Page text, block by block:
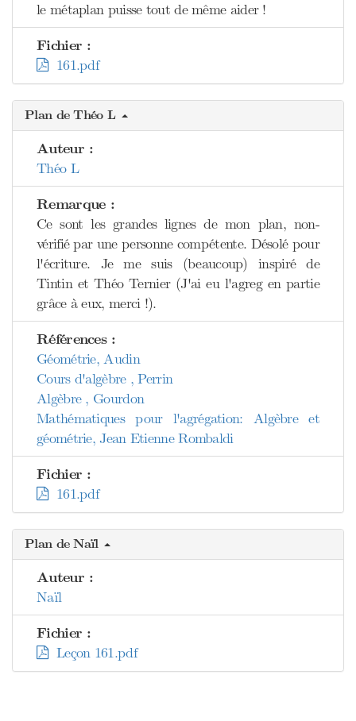
le métaplan puisse tout de même aider !
Fichier :
161.pdf
Plan de Théo L
Auteur :
Théo L
Remarque :
Ce sont les grandes lignes de mon plan, non-
vérifié par une personne compétente. Désolé pour
l'écriture. Je me suis (beaucoup) inspiré de
Tintin et Théo Ternier (J'ai eu l'agreg en partie
grâce à eux, merci !).
Références :
Géométrie, Audin
Cours d'algèbre , Perrin
Algèbre , Gourdon
Mathématiques pour l'agrégation: Algèbre et
géométrie, Jean Etienne Rombaldi
Fichier :
161.pdf
Plan de Naïl
Auteur :
Naïl
Fichier :
Leçon 161.pdf